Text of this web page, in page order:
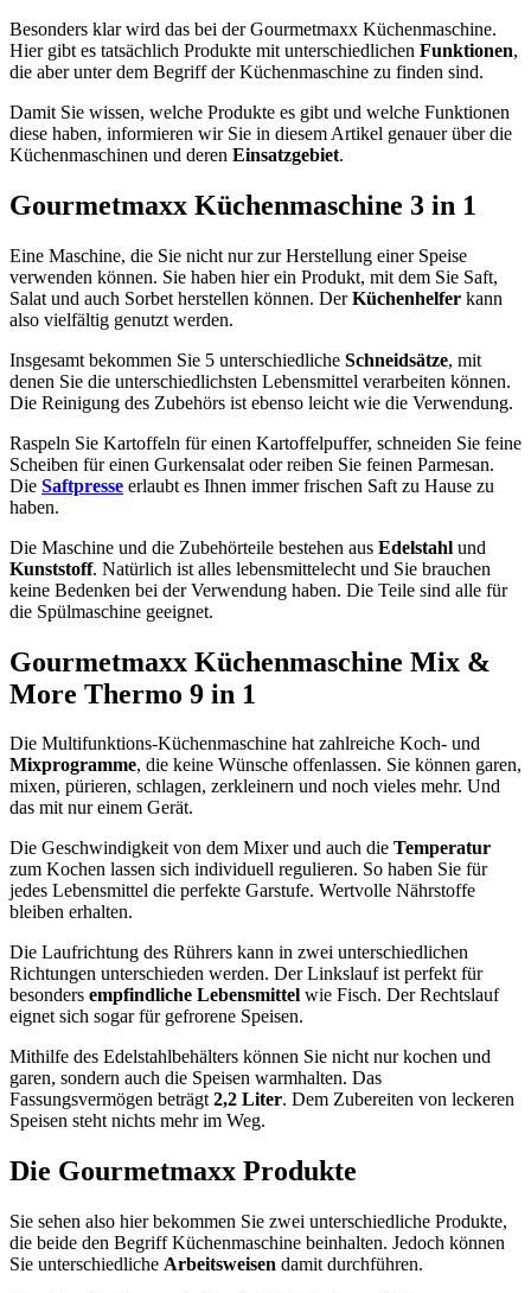
Besonders klar wird das bei der Gourmetmaxx Küchenmaschine.
Hier gibt es tatsächlich Produkte mit unterschiedlichen Funktionen,
die aber unter dem Begriff der Küchenmaschine zu finden sind.
Damit Sie wissen, welche Produkte es gibt und welche Funktionen
diese haben, informieren wir Sie in diesem Artikel genauer über die
Küchenmaschinen und deren Einsatzgebiet.
Gourmetmaxx Küchenmaschine 3 in 1
Eine Maschine, die Sie nicht nur zur Herstellung einer Speise
verwenden können. Sie haben hier ein Produkt, mit dem Sie Saft,
Salat und auch Sorbet herstellen können. DerKüchenhelfer kann
also vielfältig genutzt werden.
Insgesamt bekommen Sie 5 unterschiedliche Schneidsätze, mit
denen Sie die unterschiedlichsten Lebensmittel verarbeiten können.
Die Reinigung des Zubehörs ist ebenso leicht wie die Verwendung.
Raspeln Sie Kartoffeln für einen Kartoffelpuffer, schneiden Sie feine
Scheiben für einen Gurkensalat oder reiben Sie feinen Parmesan.
Die Saftpresse erlaubt es Ihnen immer frischen Saft zu Hause zu
haben.
Die Maschine und die Zubehörteile bestehen aus Edelstahl und
Kunststoff. Natürlich ist alles lebensmittelecht und Sie brauchen
keine Bedenken bei der Verwendung haben. Die Teile sind alle für
die Spülmaschine geeignet.
Gourmetmaxx Küchenmaschine Mix &
More Thermo 9 in 1
Die Multifunktions-Küchenmaschine hat zahlreiche Koch- und
Mixprogramme, die keine Wünsche offenlassen. Sie können garen,
mixen, pürieren, schlagen, zerkleinern und noch vieles mehr. Und
das mit nur einem Gerät.
Die Geschwindigkeit von dem Mixer und auch die Temperatur
zum Kochen lassen sich individuell regulieren. So haben Sie für
jedes Lebensmittel die perfekte Garstufe. Wertvolle Nährstoffe
bleiben erhalten.
Die Laufrichtung des Rührers kann in zwei unterschiedlichen
Richtungen unterschieden werden. Der Linkslauf ist perfekt für
besonders empfindliche Lebensmittel wie Fisch. Der Rechtslauf
eignet sich sogar für gefrorene Speisen.
Mithilfe des Edelstahlbehälters können Sie nicht nur kochen und
garen, sondern auch die Speisen warmhalten. Das
Fassungsvermögen beträgt2,2 Liter. Dem Zubereiten von leckeren
Speisen steht nichts mehr im Weg.
Die Gourmetmaxx Produkte
Sie sehen also hier bekommen Sie zwei unterschiedliche Produkte,
die beide den Begriff Küchenmaschine beinhalten. Jedoch können
Sie unterschiedliche Arbeitsweisen damit durchführen.